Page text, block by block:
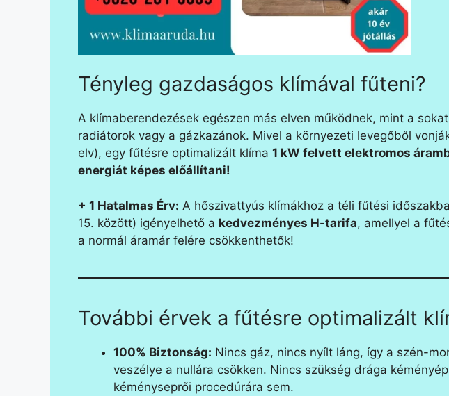
Tényleg gazdaságos klímával fűteni?
A klímaberendezések egészen más elven működnek, mint a
radiátorok vagy a gázkazánok. Mivel a környezeti levegőből
elv), egy fűtésre optimalizált klíma 1 kW felvett elektromos
energiát képes előállítani!
+ 1 Hatalmas Érv: A hőszivattyús klímákhoz a téli fűtési
15. között) igényelhető a kedvezményes H-tarifa, amellyel a
a normál áramár felére csökkenthetők!
További érvek a fűtésre optimalizált
100% Biztonság: Nincs gáz, nincs nyílt láng, így a szén-
veszélye a nullára csökken. Nincs szükség drága
kéményseprői procedúrára sem.